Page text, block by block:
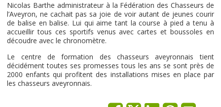
Nicolas Barthe administrateur à la Fédération des Chasseurs de
l’Aveyron, ne cachait pas sa joie de voir autant de jeunes courir
de balise en balise. Lui qui aime tant la course à pied a tenu à
accueillir tous ces sportifs venus avec cartes et boussoles en
découdre avec le chronomètre.
Le centre de formation des chasseurs aveyronnais tient
décidément toutes ses promesses tous les ans se sont près de
2000 enfants qui profitent des installations mises en place par
les chasseurs aveyronnais.